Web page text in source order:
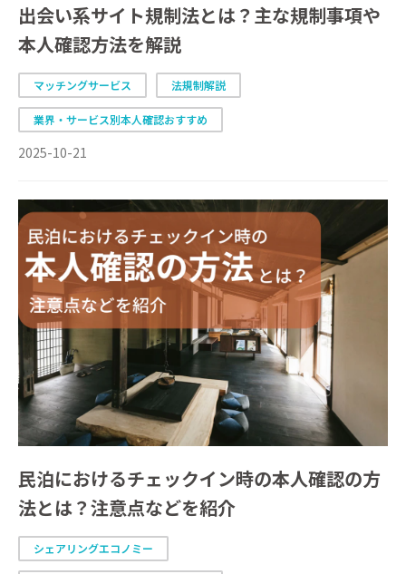
出会い系サイト規制法とは？主な規制事項や
本人確認方法を解説
マッチングサービス 法規制解説
業界・サービス別本人確認おすすめ
2025-10-21
民泊におけるチェックイン時の本人確認の方
法とは？注意点などを紹介
シェアリングエコノミー